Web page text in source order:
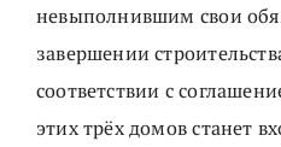
невыполнившим свои
завершении
соответствии с
этих трёх домов станет